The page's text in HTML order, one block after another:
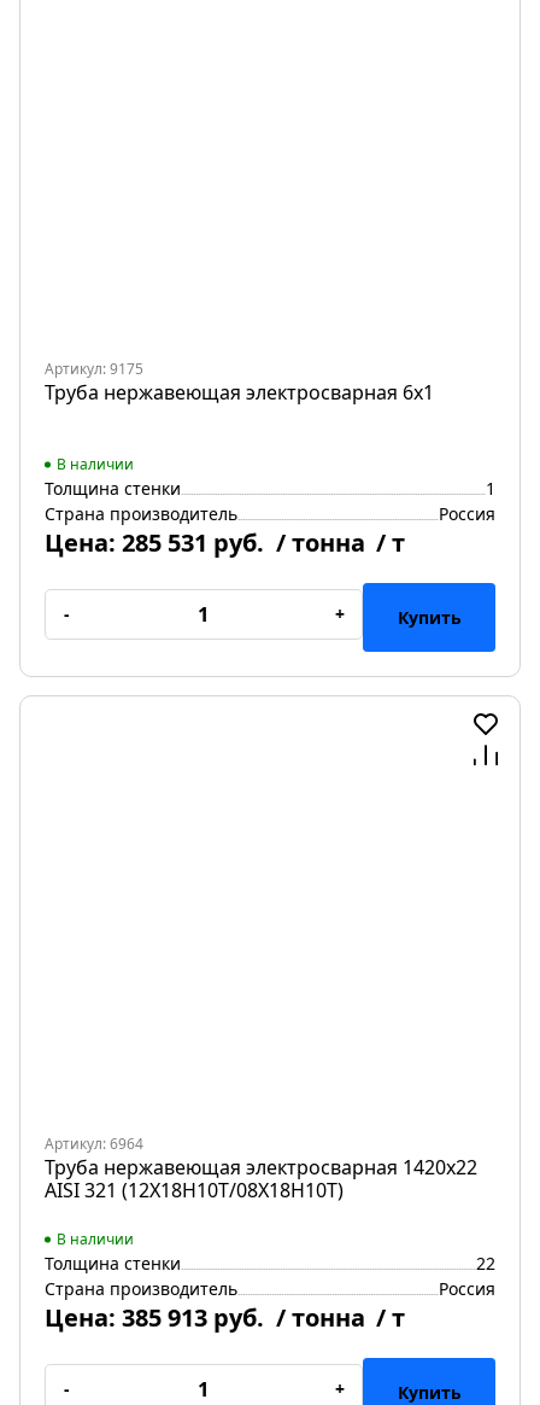
Артикул: 9175
Труба нержавеющая электросварная 6х1
В наличии
Толщина стенки
1
Страна производитель
Россия
Цена: 285 531 руб. / тонна / т
- + Купить
Артикул: 6964
Труба нержавеющая электросварная 1420х22
AISI 321 (12Х18Н10Т/08Х18Н10Т)
В наличии
Толщина стенки
22
Страна производитель
Россия
Цена: 385 913 руб. / тонна / т
- + Купить